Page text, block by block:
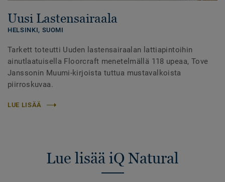
Uusi Lastensairaala
HELSINKI, SUOMI
Tarkett toteutti Uuden lastensairaalan lattiapintoihin
ainutlaatuisella Floorcraft menetelmällä 118 upeaa, Tove
Janssonin Muumi-kirjoista tuttua mustavalkoista
piirroskuvaa.
LUE LISÄÄ
Lue lisää iQ Natural